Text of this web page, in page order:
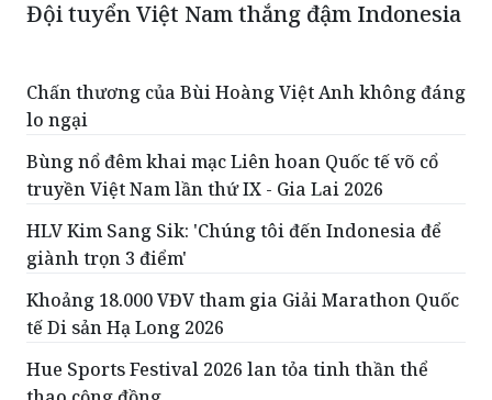
Đội tuyển Việt Nam thắng đậm Indonesia
Chấn thương của Bùi Hoàng Việt Anh không đáng
lo ngại
Bùng nổ đêm khai mạc Liên hoan Quốc tế võ cổ
truyền Việt Nam lần thứ IX - Gia Lai 2026
HLV Kim Sang Sik: 'Chúng tôi đến Indonesia để
giành trọn 3 điểm'
Khoảng 18.000 VĐV tham gia Giải Marathon Quốc